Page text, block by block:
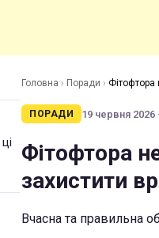
Головна › Поради › Фітофтора
ПОРАДИ 19 червня 2026
Фітофтора
захистити
Вчасна та правильна